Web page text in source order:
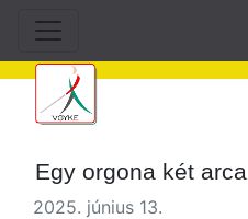
Egy orgona két arca
2025. június 13.